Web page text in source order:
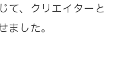
て、クリエイターと
ました。